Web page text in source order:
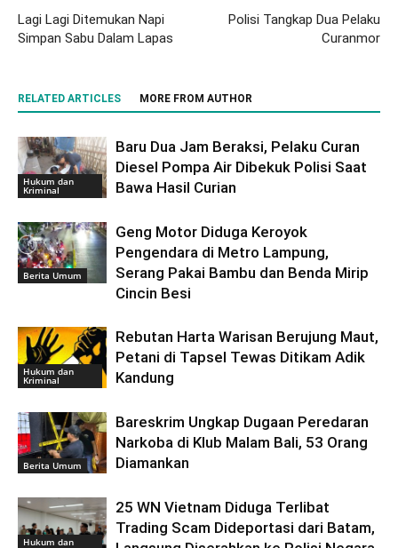
Lagi Lagi Ditemukan Napi
Simpan Sabu Dalam Lapas
Polisi Tangkap Dua Pelaku
Curanmor
RELATED ARTICLES MORE FROM AUTHOR
Hukum dan
Kriminal
Baru Dua Jam Beraksi, Pelaku Curan
Diesel Pompa Air Dibekuk Polisi Saat
Bawa Hasil Curian
Berita Umum
Geng Motor Diduga Keroyok
Pengendara di Metro Lampung,
Serang Pakai Bambu dan Benda Mirip
Cincin Besi
Hukum dan
Kriminal
Rebutan Harta Warisan Berujung Maut,
Petani di Tapsel Tewas Ditikam Adik
Kandung
Berita Umum
Bareskrim Ungkap Dugaan Peredaran
Narkoba di Klub Malam Bali, 53 Orang
Diamankan
Hukum dan
25 WN Vietnam Diduga Terlibat
Trading Scam Dideportasi dari Batam,